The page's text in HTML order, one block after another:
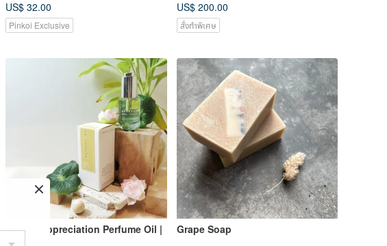
US$ 32.00
Pinkoi Exclusive
US$ 200.00
สั่งทำพิเศษ
iinhale Appreciation Perfume Oil |
20ml
Grape Soap